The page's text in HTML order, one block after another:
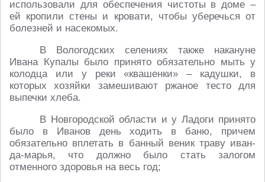
использовали для обеспечения чистоты в доме –
ей кропили стены и кровати, чтобы уберечься от
болезней и насекомых.
В Вологодских селениях также накануне
Ивана Купалы было принято обязательно мыть у
колодца или у реки «квашенки» – кадушки, в
которых хозяйки замешивают ржаное тесто для
выпечки хлеба.
В Новгородской области и у Ладоги принято
было в Иванов день ходить в баню, причем
обязательно вплетать в банный веник траву иван-
да-марья, что должно было стать залогом
отменного здоровья на весь год;